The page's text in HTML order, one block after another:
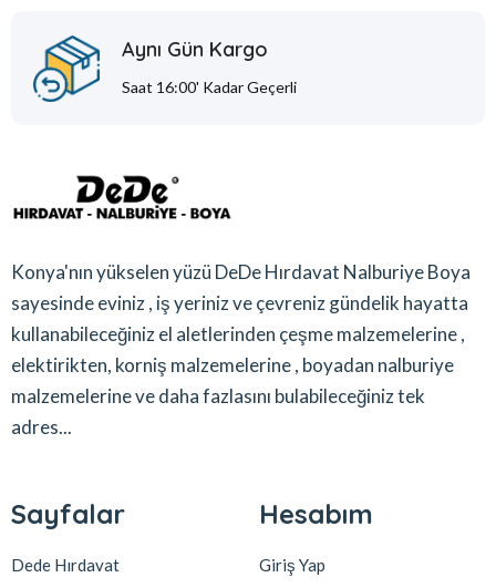
Aynı Gün Kargo
Saat 16:00' Kadar Geçerli
Konya'nın yükselen yüzü DeDe Hırdavat Nalburiye Boya
sayesinde eviniz , iş yeriniz ve çevreniz gündelik hayatta
kullanabileceğiniz el aletlerinden çeşme malzemelerine ,
elektirikten, korniş malzemelerine , boyadan nalburiye
malzemelerine ve daha fazlasını bulabileceğiniz tek
adres...
Sayfalar
Dede Hırdavat
Hesabım
Giriş Yap